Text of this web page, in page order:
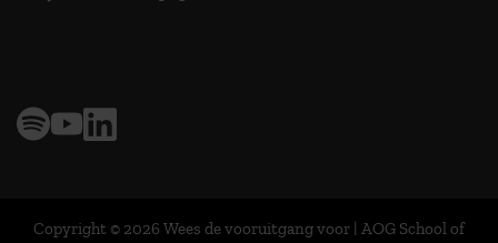
Copyright © 2026 Wees de vooruitgang voor | AOG School of